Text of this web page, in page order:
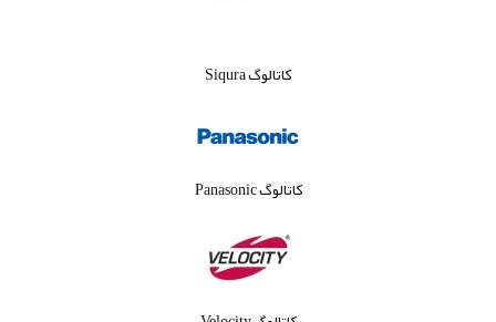
کاتالوگ Siqura
کاتالوگ Panasonic